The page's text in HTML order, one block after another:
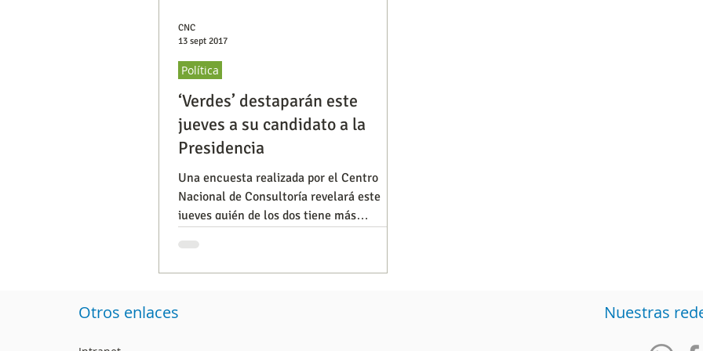
‘Verdes’ destaparán este
jueves a su candidato a la
Presidencia
Una encuesta realizada por el Centro
Nacional de Consultoría revelará este
jueves quién de los dos tiene más
Política
CNC
13 sept 2017
Otros enlaces Nuestras